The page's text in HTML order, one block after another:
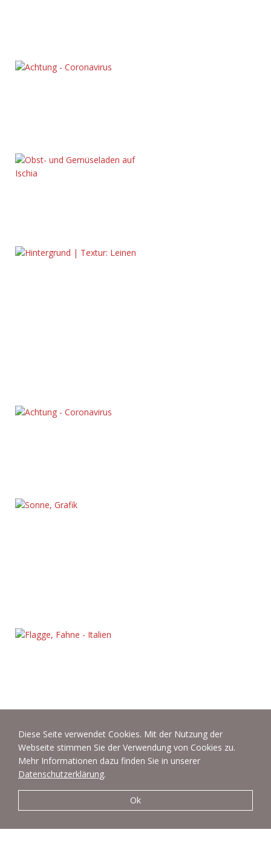
Diese Seite verwendet Cookies. Mit der Nutzung der
Webseite stimmen Sie der Verwendung von Cookies zu.
Mehr Informationen dazu finden Sie in unserer
Datenschutzerklärung.
Ok